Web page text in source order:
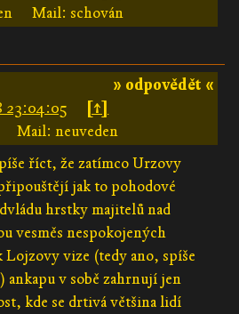
Mail: schován
» odpovědět «
23:04:05
[↑]
Mail: neuveden
říct, že zatímco Urzovy
jak to pohodové
hrstky majitelů nad
vesměs nespokojených
vize (tedy ano, spíše
ankapu v sobě zahrnují jen
kde se drtivá většina lidí